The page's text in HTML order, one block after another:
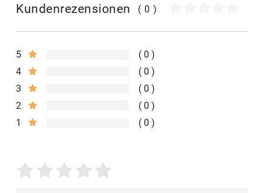
Kundenrezensionen (0)
5
0
4
0
3
0
2
0
1
0